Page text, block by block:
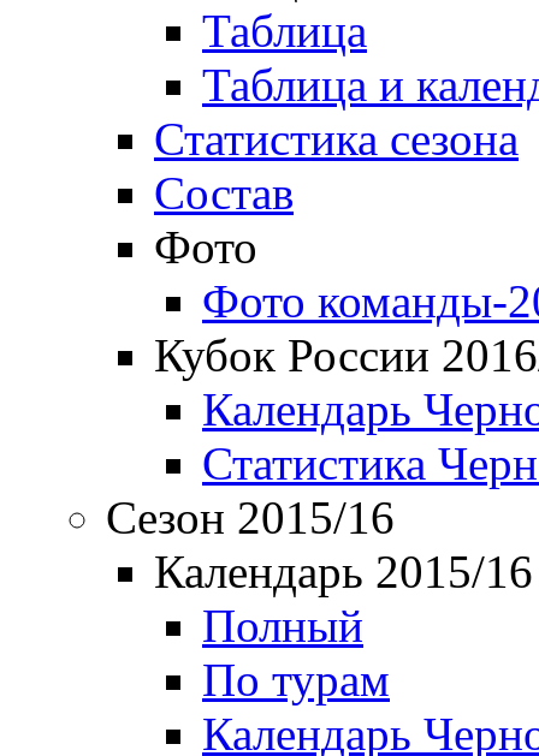
Таблица
Таблица и
Статистика сезона
Состав
Фото
Фото команды-
Кубок России
Календарь
Статистика
Сезон 2015/16
Календарь 2015/16
Полный
По турам
Календарь